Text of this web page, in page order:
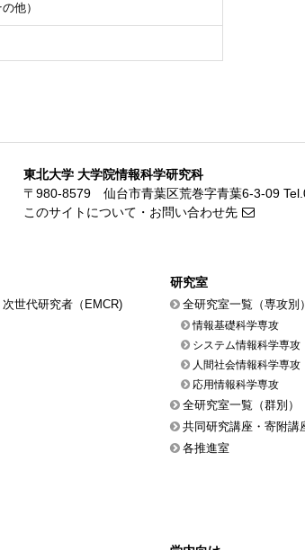
他）
東北大学 大学院情報科学研究科
〒980-8579 仙台市青葉区荒巻字青葉6-3-09
このサイトについて・お問い合わせ先
世代研究者（EMCR)
研究室
全研究室一覧（専攻別）
情報基礎科学専攻
システム情報科学専攻
人間社会情報科学専攻
応用情報科学専攻
全研究室一覧（群別）
共同研究講座・寄附講
各推進室